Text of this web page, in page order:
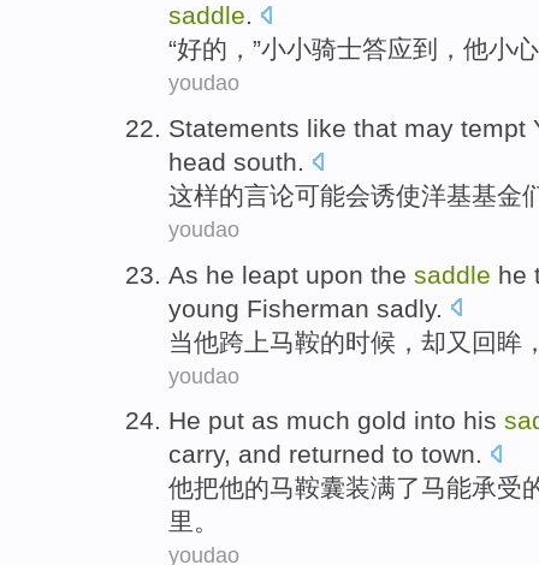
saddle.
“好的 ，”小小骑士答应到 ，他小
youdao
Statements like that may tempt
head south.
这样的言论可能会诱使洋基基金
youdao
As he leapt upon the saddle he
young Fisherman sadly.
当他跨上马鞍的时候，却又回眸
youdao
He put as much gold into his
carry, and returned to town.
他把他的马鞍囊装满了马能承受
里。
youdao